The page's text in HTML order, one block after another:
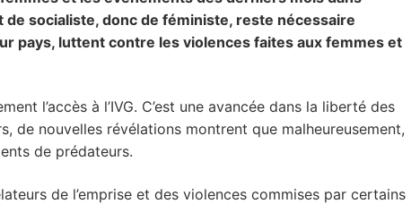
socialiste, donc de féministe, reste nécessaire
pays, luttent contre les violences faites aux femmes et
l’accès à l’IVG. C’est une avancée dans la liberté des
de nouvelles révélations montrent que malheureusement,
de prédateurs.
de l’emprise et des violences commises par certains